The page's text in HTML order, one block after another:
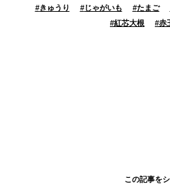
#きゅうり #じゃがいも #たまご
#紅芯大根 #赤
この記事を